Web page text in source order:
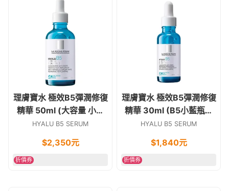
理膚寶水 極效B5彈潤修復
精華 50ml (大容量 小藍
瓶精華液)
HYALU B5 SERUM
$2,350元
折價券
理膚寶水 極效B5彈潤修復
精華 30ml (B5小藍瓶精
華液)
HYALU B5 SERUM
$1,840元
折價券